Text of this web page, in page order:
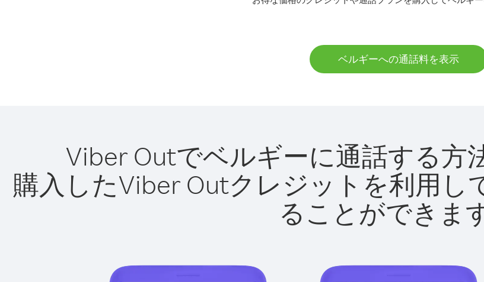
ベルギーへの通話料を表示
Viber Outでベルギーに通話する方
購入したViber Outクレジットを利用し
ることができま